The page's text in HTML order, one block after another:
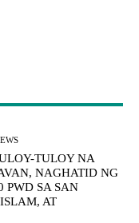
TULOY NA
NAGHATID NG
PWD SA SAN
AT